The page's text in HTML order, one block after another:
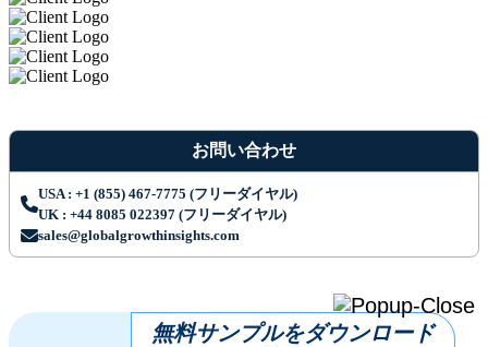
お問い合わせ
USA : +1 (855) 467-7775 (フリーダイヤル)
UK : +44 8085 022397 (フリーダイヤル)
sales@globalgrowthinsights.com
無料サンプルをダウンロード